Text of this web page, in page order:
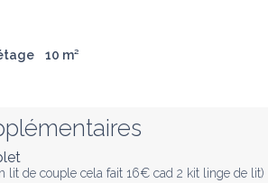
10 m²
de couple cela fait 16€ cad 2 kit linge de lit)